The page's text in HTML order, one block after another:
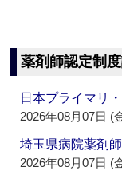
薬剤師認定制
日本プライマリ
2026年08月07日 (
埼玉県病院薬剤
2026年08月07日 (